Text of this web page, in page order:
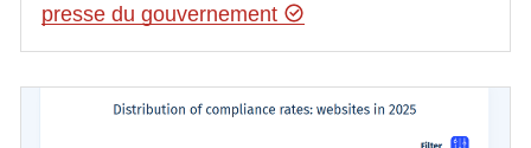
presse du gouvernement